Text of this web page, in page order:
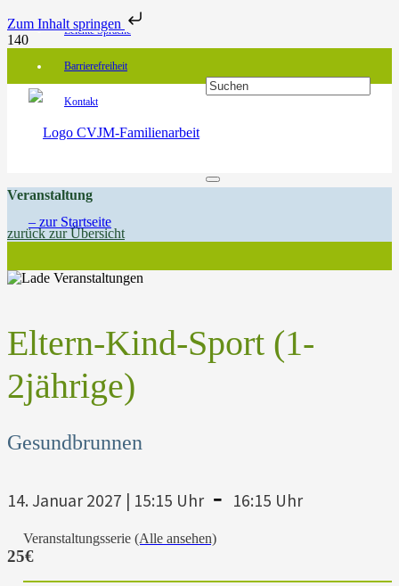
Zum Inhalt springen
Leichte Sprache
Barrierefreiheit
Kontakt
Veranstaltung
zurück zur Übersicht
Eltern-Kind-Sport (1-
2jährige)
Gesundbrunnen
14. Januar 2027 | 15:15 Uhr - 16:15 Uhr
Veranstaltungsserie (Alle ansehen)
25€